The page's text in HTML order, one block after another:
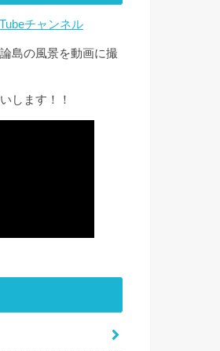
チャンネル
島の風景を動画に撮
します！！